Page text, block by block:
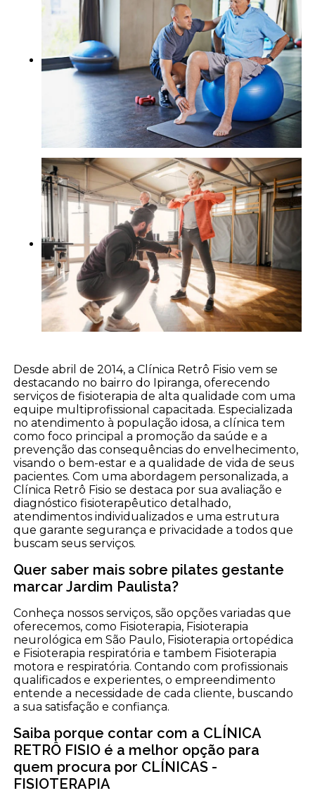
Desde abril de 2014, a Clínica Retrô Fisio vem se
destacando no bairro do Ipiranga, oferecendo
serviços de fisioterapia de alta qualidade com uma
equipe multiprofissional capacitada. Especializada
no atendimento à população idosa, a clínica tem
como foco principal a promoção da saúde e a
prevenção das consequências do envelhecimento,
visando o bem-estar e a qualidade de vida de seus
pacientes. Com uma abordagem personalizada, a
Clínica Retrô Fisio se destaca por sua avaliação e
diagnóstico fisioterapêutico detalhado,
atendimentos individualizados e uma estrutura
que garante segurança e privacidade a todos que
buscam seus serviços.
Quer saber mais sobre pilates gestante
marcar Jardim Paulista?
Conheça nossos serviços, são opções variadas que
oferecemos, como Fisioterapia, Fisioterapia
neurológica em São Paulo, Fisioterapia ortopédica
e Fisioterapia respiratória e tambem Fisioterapia
motora e respiratória. Contando com profissionais
qualificados e experientes, o empreendimento
entende a necessidade de cada cliente, buscando
a sua satisfação e confiança.
Saiba porque contar com a CLÍNICA
RETRÔ FISIO é a melhor opção para
quem procura por CLÍNICAS -
FISIOTERAPIA